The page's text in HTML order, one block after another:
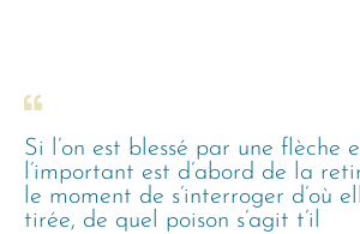
Si l’on est blessé par une flèche
l’important est d’abord de la
le moment de s’interroger d’où
tirée, de quel poison s’agit t’il